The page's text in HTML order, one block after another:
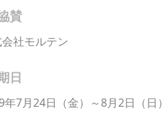
賛
社モルテン
日
年7月24日（金）～8月2日（日）